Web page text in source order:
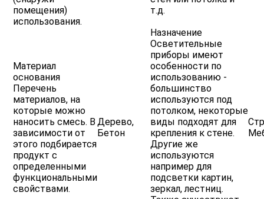
помещения)
использования.
т.д.
Материал
основания
Перечень
материалов, на
которые можно
наносить смесь. В
зависимости от
этого подбирается
продукт с
определенными
функциональными
свойствами.
Дерево,
Бетон
Назначение
Осветительные
приборы имеют
особенности по
использованию -
большинство
используются под
потолком, некоторые
виды подходят для
крепления к стене.
Другие же
используются
например для
подсветки картин,
зеркал, лестниц.